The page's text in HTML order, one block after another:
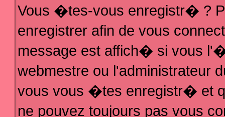
Vous �tes-vous enregistr� ?
enregistrer afin de vous
message est affich� si vous
webmestre ou l'administrateur
vous vous �tes enregistr� et
ne pouvez toujours pas vous